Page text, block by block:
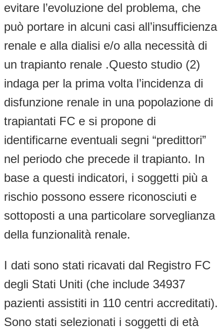
evitare l’evoluzione del problema, che
può portare in alcuni casi all’insufficienza
renale e alla dialisi e/o alla necessità di
un trapianto renale .Questo studio (2)
indaga per la prima volta l’incidenza di
disfunzione renale in una popolazione di
trapiantati FC e si propone di
identificarne eventuali segni “predittori”
nel periodo che precede il trapianto. In
base a questi indicatori, i soggetti più a
rischio possono essere riconosciuti e
sottoposti a una particolare sorveglianza
della funzionalità renale.
I dati sono stati ricavati dal Registro FC
degli Stati Uniti (che include 34937
pazienti assistiti in 110 centri accreditati).
Sono stati selezionati i soggetti di età